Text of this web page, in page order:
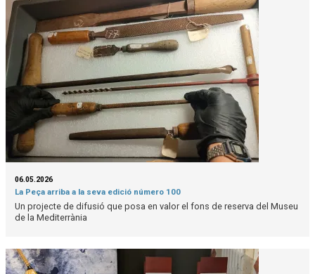
06.05.2026
La Peça arriba a la seva edició número 100
Un projecte de difusió que posa en valor el fons de reserva del Museu
de la Mediterrània